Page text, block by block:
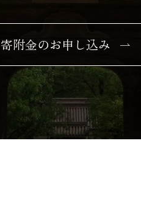
寄附金のお申し込み